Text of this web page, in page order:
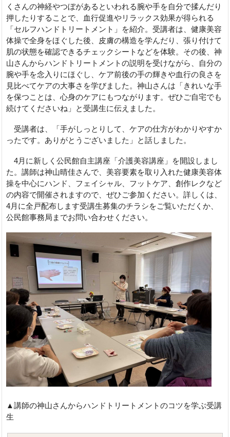
くさんの神経やつぼがあるといわれる腕や手を自分で揉んだり
押したりすることで、血行促進やリラックス効果が得られる
「セルフハンドトリートメント」を紹介。受講者は、健康美容
体操で全身をほぐした後、皮膚の構造を学んだり、張り付けて
肌の状態を確認できるチェックシートなどを体験。その後、神
山さんからハンドトリートメントの説明を受けながら、自分の
腕や手を念入りにほぐし、ケア前後の手の輝きや血行の良さを
見比べてケアの大事さを学びました。神山さんは「きれいな手
を保つことは、心身のケアにもつながります。ぜひご自宅でも
続けてくださいね」と受講生に伝えました。
受講者は、「手がしっとりして、ケアの仕方がわかりやすか
ったです。ありがとうございました」と話しました。
4月に新しく公民館自主講座「介護美容講座」を開設しまし
た。講師は神山晴佳さんで、美容要素を取り入れた健康美容体
操を中心にハンド、フェイシャル、フットケア、創作レクなど
の内容で開催されますので、ぜひご参加ください。詳しくは、
4月に全戸配布します受講生募集のチラシをご覧いただくか、
公民館事務局までお問い合わせください。
▲講師の神山さんからハンドトリートメントのコツを学ぶ受講
生